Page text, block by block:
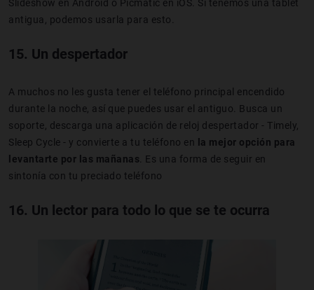
Slideshow en Android o Picmatic en iOS. Si tenemos una tablet
antigua, podemos usarla para esto.
15. Un despertador
A muchos no les gusta tener el teléfono principal encendido
durante la noche, así que puedes usar el antiguo. Busca un
soporte, descarga una aplicación de reloj despertador - Timely,
Sleep Cycle - y convierte a tu teléfono en la mejor opción para
levantarte por las mañanas . Es una forma de seguir en
sintonía con tu preciado teléfono
16. Un lector para todo lo que se te ocurra